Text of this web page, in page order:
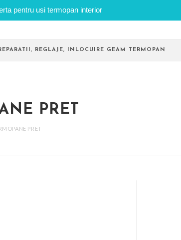
pentru usi termopan interior
REGLAJE, INLOCUIRE GEAM TERMOPAN
PRET
PRET